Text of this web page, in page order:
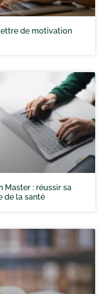
de motivation
: réussir sa
de la santé